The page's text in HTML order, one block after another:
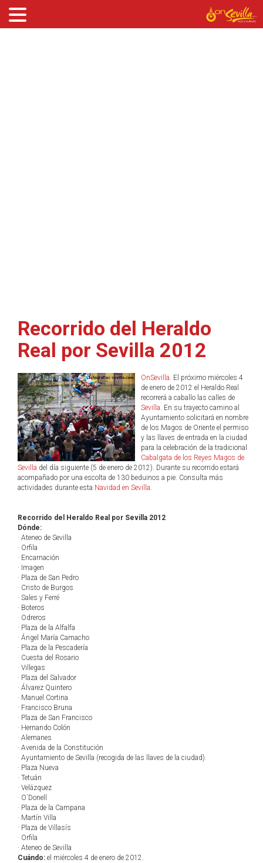
Recorrido del Heraldo
Real por Sevilla 2012
OnSevilla. El próximo miércoles 4
de enero de 2012 el Heraldo Real
recorrerá a caballo las calles de
Sevilla. En su trayecto camino al
Ayuntamiento solicitará en nombre
de los Magos de Oriente el permiso
y las llaves de entrada en la ciudad
para la celebración de la tradicional
Cabalgata de los Reyes Magos de
Sevilla del día siguiente (5 de enero de 2012). Durante su recorrido estará
acompañado por una escolta de 130 beduinos a pie. Consulta más
actividades durante esta Navidad en Sevilla.
Recorrido del Heraldo Real por Sevilla 2012
Dónde:
· Ateneo de Sevilla
· Orfila
· Encarnación
· Imagen
· Plaza de San Pedro
· Cristo de Burgos
· Sales y Ferré
· Boteros
· Odreros
· Plaza de la Alfalfa
· Ángel María Camacho
· Plaza de la Pescadería
· Cuesta del Rosario
· Villegas
· Plaza del Salvador
· Álvarez Quintero
· Manuel Cortina
· Francisco Bruna
· Plaza de San Francisco
· Hernando Colón
· Alemanes
· Avenida de la Constitución
· Ayuntamiento de Sevilla (recogida de las llaves de la ciudad).
· Plaza Nueva
· Tetuán
· Velázquez
· O´Donell
· Plaza de la Campana
· Martín Villa
· Plaza de Villasís
· Orfila
· Ateneo de Sevilla
Cuándo: el miércoles 4 de enero de 2012.